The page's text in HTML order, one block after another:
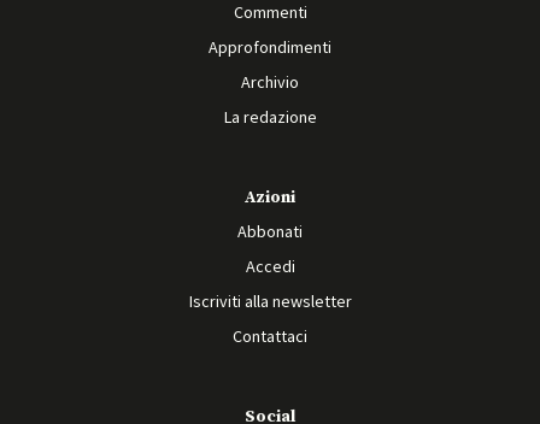
Commenti
Approfondimenti
Archivio
La redazione
Azioni
Abbonati
Accedi
Iscriviti alla newsletter
Contattaci
Social